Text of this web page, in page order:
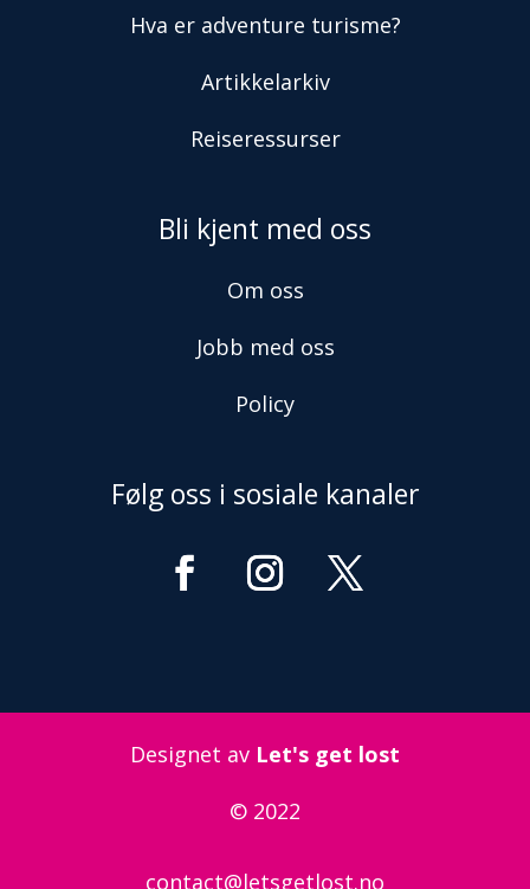
Hva er adventure turisme?
Artikkelarkiv
Reiseressurser
Bli kjent med oss
Om oss
Jobb med oss
Policy
Følg oss i sosiale kanaler
Designet av Let's get lost
© 2022
contact@letsgetlost.no